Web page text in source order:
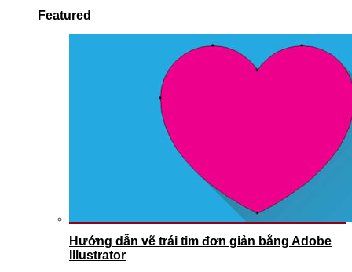
Featured
Hướng dẫn vẽ trái tim đơn giản bằng Adobe
Illustrator